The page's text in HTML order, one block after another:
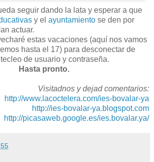
seguir dando la lata y esperar a que
y el ayuntamiento se den por
actuar.
estas vacaciones (aquí nos vamos
hasta el 17) para desconectar de
de usuario y contraseña.
Hasta pronto.
Visitadnos y dejad comentarios:
http://www.lacoctelera.com/ies-bovalar-ya
http://ies-bovalar-ya.blogspot.com
http://picasaweb.google.es/ies.bovalar.ya/